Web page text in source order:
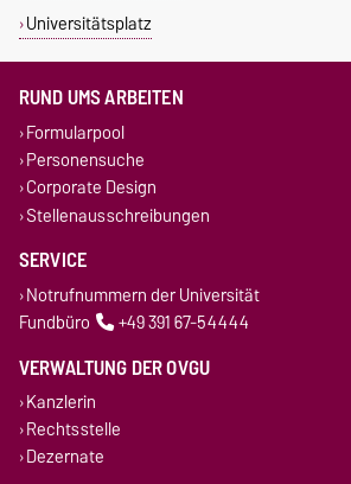
Universitätsplatz
RUND UMS ARBEITEN
Formularpool
Personensuche
Corporate Design
Stellenausschreibungen
SERVICE
Notrufnummern der Universität
Fundbüro
+49 391 67-54444
VERWALTUNG DER OVGU
Kanzlerin
Rechtsstelle
Dezernate